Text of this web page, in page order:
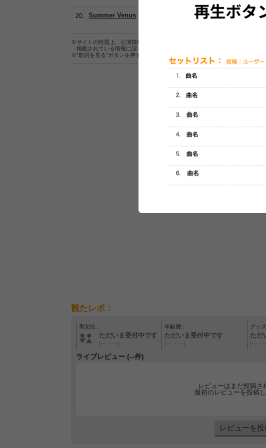
Summer Venus
※サイトの性質上、公演情報およびセットリスト情報の正確性は保証されませ
掲載されている情報に誤りがある場合は、
※“歌詞を見る”ボタンを押すと、株式会社ページワンが運営する歌詞サイト「
セットリストをプレイリスト
観たレポ：
男女比：
ただいま受付中です
[---／---]
年齢層：
ただいま受付中です
[---／---]
グッ
ただ
[---／
ライブレビュー (--件)
レビューはまだ投稿さ
最初のレビューを投稿
レビューを投